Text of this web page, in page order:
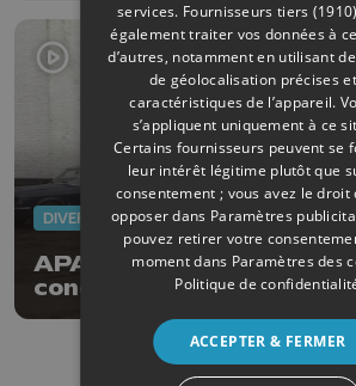
DIVERS
APAM : déménagement
concentration
services. Fournisseurs tiers (1910)
également traiter vos données à
d’autres, notamment en utilisant
de géolocalisation précises
caractéristiques de l’appareil.
s’appliquent uniquement à ce
Certains fournisseurs peuvent se
leur intérêt légitime plutôt que
consentement ; vous avez le droit
opposer dans Paramètres
pouvez retirer votre
moment dans Paramètres des
Politique de
ACCEPTER & FERMER